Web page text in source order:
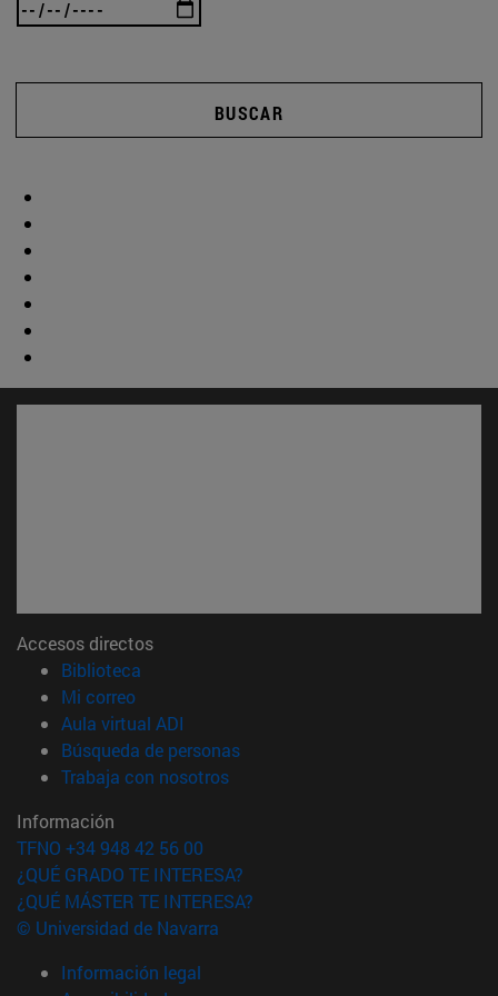
BUSCAR
Accesos directos
Biblioteca
Mi correo(abre en nueva ventana)
Aula virtual ADI
Búsqueda de personas(abre en nueva ventana)
Trabaja con nosotros(abre en nueva ventana)
Información
TFNO +34 948 42 56 00
¿QUÉ GRADO TE INTERESA?
¿QUÉ MÁSTER TE INTERESA?
© Universidad de Navarra
Información legal